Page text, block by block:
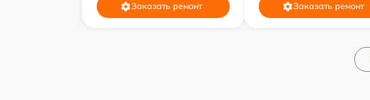
Заказать ремонт Заказать ремонт